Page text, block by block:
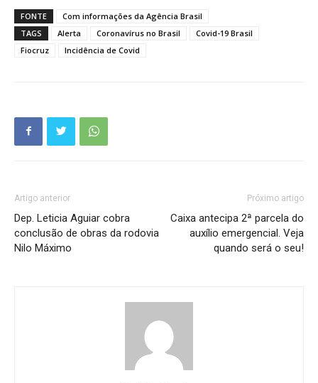
FONTE
Com informações da Agência Brasil
TAGS
Alerta Coronavírus no Brasil
Covid-19 Brasil
Fiocruz
Incidência de Covid
Artigo anterior
Dep. Leticia Aguiar cobra
conclusão de obras da rodovia
Nilo Máximo
Próximo artigo
Caixa antecipa 2ª parcela do
auxílio emergencial. Veja
quando será o seu!